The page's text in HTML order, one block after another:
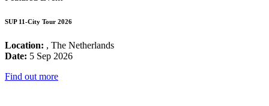
SUP 11-City Tour 2026
Location: , The Netherlands
Date: 5 Sep 2026
Find out more